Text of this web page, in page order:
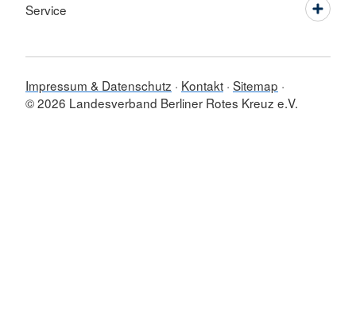
Service
Impressum & Datenschutz Kontakt Sitemap
© 2026 Landesverband Berliner Rotes Kreuz e.V.